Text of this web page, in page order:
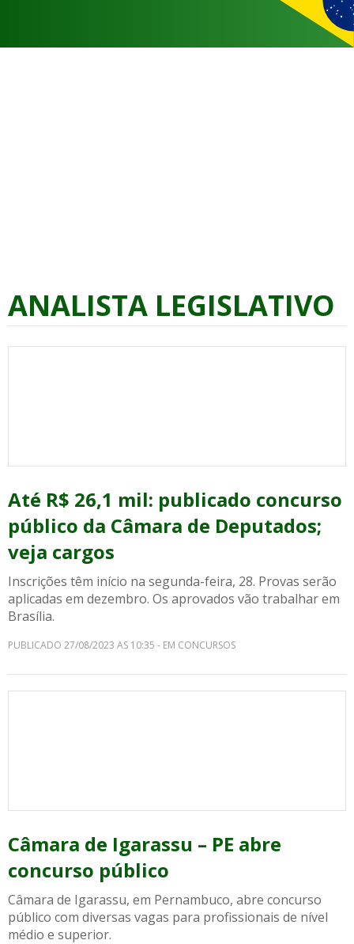
ANALISTA LEGISLATIVO
Até R$ 26,1 mil: publicado concurso
público da Câmara de Deputados;
veja cargos
Inscrições têm início na segunda-feira, 28. Provas serão
aplicadas em dezembro. Os aprovados vão trabalhar em
Brasília.
PUBLICADO 27/08/2023 AS 10:35 - EM CONCURSOS
Câmara de Igarassu – PE abre
concurso público
Câmara de Igarassu, em Pernambuco, abre concurso
público com diversas vagas para profissionais de nível
médio e superior.